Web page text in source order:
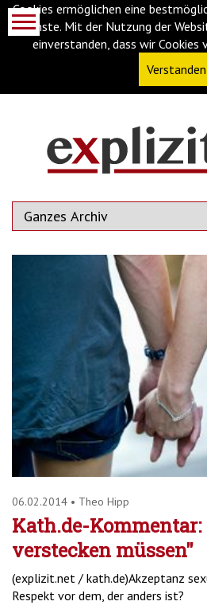
Cookies ermöglichen eine
Dienste. Mit der Nutzung der
einverstanden, dass wir Cookies
(Accesskey
'1')Zur
06.02.2014 • Theo Hipp
Kath.de-
verstecken müssen"
(explizit.net / kath.de)Akzeptanz
Respekt vor dem, der anders ist?